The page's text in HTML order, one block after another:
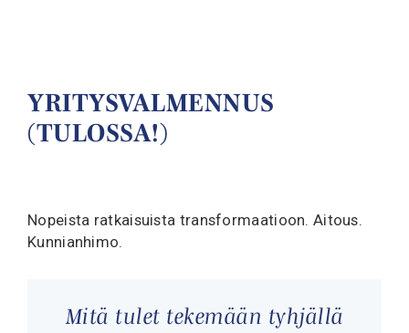
YRITYSVALMENNUS
(TULOSSA!)
Nopeista ratkaisuista transformaatioon. Aitous.
Kunnianhimo.
Mitä tulet tekemään tyhjällä